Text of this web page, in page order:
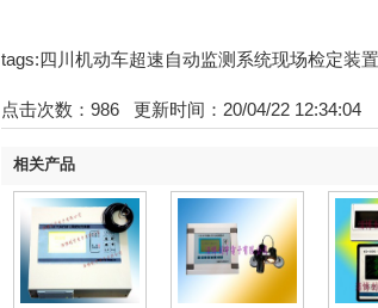
tags:四川机动车超速自动监测系统现场检定装
点击次数： 986 更新时间：20/04/22 12:34:04
相关产品